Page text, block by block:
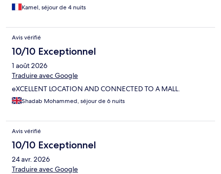
Kamel, séjour de 4 nuits
Avis vérifié
10/10 Exceptionnel
1 août 2026
Traduire avec Google
eXCELLENT LOCATION AND CONNECTED TO A MALL.
Shadab Mohammed, séjour de 6 nuits
Avis vérifié
10/10 Exceptionnel
24 avr. 2026
Traduire avec Google